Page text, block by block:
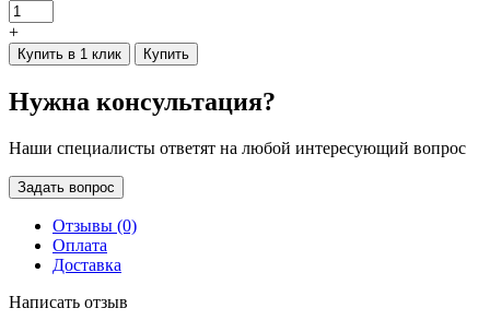
+
Купить в 1 клик Купить
Нужна консультация?
Наши специалисты ответят на любой интересующий вопрос
Задать вопрос
Отзывы (0)
Оплата
Доставка
Написать отзыв